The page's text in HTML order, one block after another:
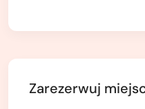
Zarezerwuj